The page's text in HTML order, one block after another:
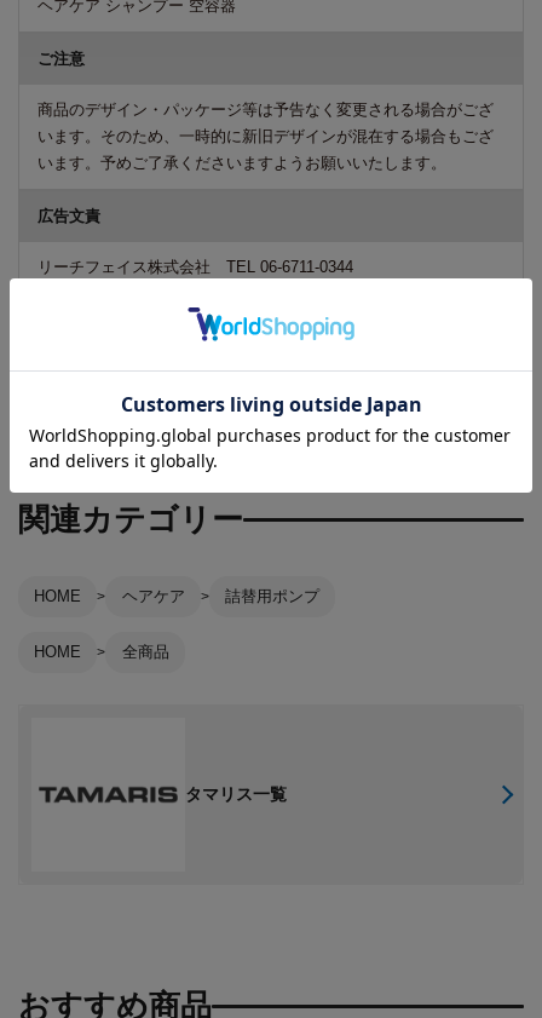
ヘアケア シャンプー 空容器
ご注意
商品のデザイン・パッケージ等は予告なく変更される場合がござ
います。そのため、一時的に新旧デザインが混在する場合もござ
います。予めご了承くださいますようお願いいたします。
広告文責
リーチフェイス株式会社 TEL 06-6711-0344
化粧品
関連カテゴリー
HOME ヘアケア 詰替用ポンプ
HOME 全商品
タマリス一覧
おすすめ商品